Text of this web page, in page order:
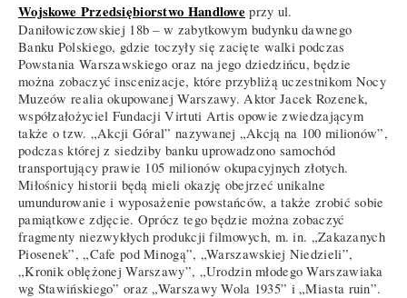
Wojskowe Przedsiębiorstwo Handlowe przy ul.
Daniłowiczowskiej 18b – w zabytkowym budynku dawnego
Banku Polskiego, gdzie toczyły się zacięte walki podczas
Powstania Warszawskiego oraz na jego dziedzińcu, będzie
można zobaczyć inscenizacje, które przybliżą uczestnikom Nocy
Muzeów realia okupowanej Warszawy. Aktor Jacek Rozenek,
współzałożyciel Fundacji Virtuti Artis opowie zwiedzającym
także o tzw. „Akcji Góral” nazywanej „Akcją na 100 milionów”,
podczas której z siedziby banku uprowadzono samochód
transportujący prawie 105 milionów okupacyjnych złotych.
Miłośnicy historii będą mieli okazję obejrzeć unikalne
umundurowanie i wyposażenie powstańców, a także zrobić sobie
pamiątkowe zdjęcie. Oprócz tego będzie można zobaczyć
fragmenty niezwykłych produkcji filmowych, m. in. „Zakazanych
Piosenek”, „Cafe pod Minogą”, „Warszawskiej Niedzieli”,
„Kronik oblężonej Warszawy”, „Urodzin młodego Warszawiaka
wg Stawińskiego” oraz „Warszawy Wola 1935” i „Miasta ruin”.